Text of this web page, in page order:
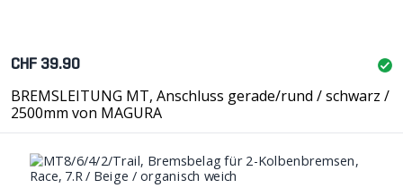
CHF 39.90
BREMSLEITUNG MT, Anschluss gerade/rund / schwarz /
2500mm von MAGURA